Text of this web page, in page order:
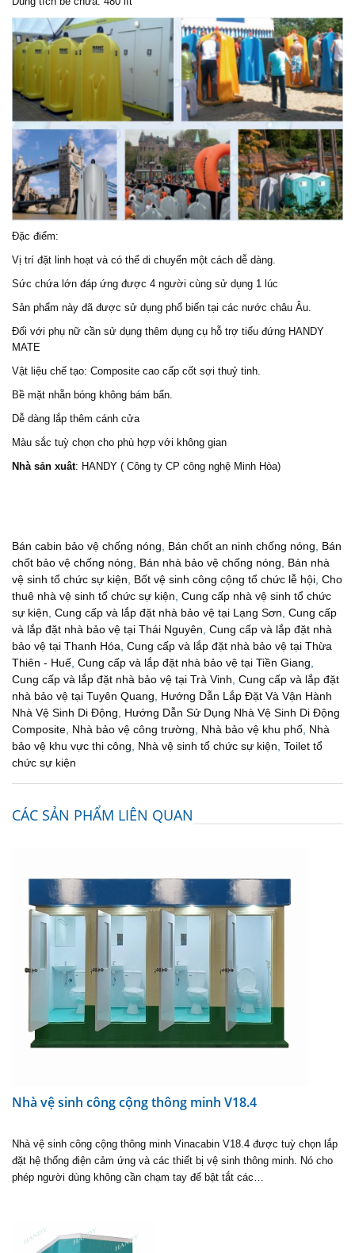
Đặc điểm:
Vị trí đặt linh hoạt và có thể di chuyển một cách dễ dàng.
Sức chứa lớn đáp ứng được 4 người cùng sử dụng 1 lúc
Sản phẩm này đã được sử dụng phổ biến tại các nước châu Âu.
Đối với phụ nữ cần sử dụng thêm dụng cụ hỗ trợ tiểu đứng HANDY
MATE
Vật liệu chế tạo: Composite cao cấp cốt sợi thuỷ tinh.
Bề mặt nhẵn bóng không bám bẩn.
Dễ dàng lắp thêm cánh cửa
Màu sắc tuỳ chọn cho phù hợp với không gian
Nhà sản xuât: HANDY ( Công ty CP công nghệ Minh Hòa)
Bán cabin bảo vệ chống nóng, Bán chốt an ninh chống nóng, Bán
chốt bảo vệ chống nóng, Bán nhà bảo vệ chống nóng, Bán nhà
vệ sinh tổ chức sự kiện, Bốt vệ sinh công cộng tổ chức lễ hội, Cho
thuê nhà vệ sinh tổ chức sự kiện, Cung cấp nhà vệ sinh tổ chức
sự kiện, Cung cấp và lắp đặt nhà bảo vệ tại Lạng Sơn, Cung cấp
và lắp đặt nhà bảo vệ tại Thái Nguyên, Cung cấp và lắp đặt nhà
bảo vệ tại Thanh Hóa, Cung cấp và lắp đặt nhà bảo vệ tại Thừa
Thiên - Huế, Cung cấp và lắp đặt nhà bảo vệ tại Tiền Giang,
Cung cấp và lắp đặt nhà bảo vệ tại Trà Vinh, Cung cấp và lắp đặt
nhà bảo vệ tại Tuyên Quang, Hướng Dẫn Lắp Đặt Và Vận Hành
Nhà Vệ Sinh Di Động, Hướng Dẫn Sử Dụng Nhà Vệ Sinh Di Động
Composite, Nhà bảo vệ công trường, Nhà bảo vệ khu phố, Nhà
bảo vệ khu vực thi công, Nhà vệ sinh tổ chức sự kiện, Toilet tổ
chức sự kiện
CÁC SẢN PHẨM LIÊN QUAN
Nhà vệ sinh công cộng thông minh V18.4
Nhà vệ sinh công cộng thông minh Vinacabin V18.4 được tuỳ chọn lắp
đặt hệ thống điện cảm ứng và các thiết bị vệ sinh thông minh. Nó cho
phép người dùng không cần chạm tay để bật tắt các…